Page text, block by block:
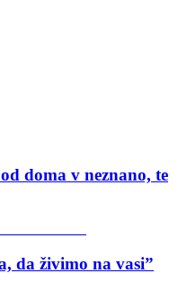
doma v neznano, te
da živimo na vasi”